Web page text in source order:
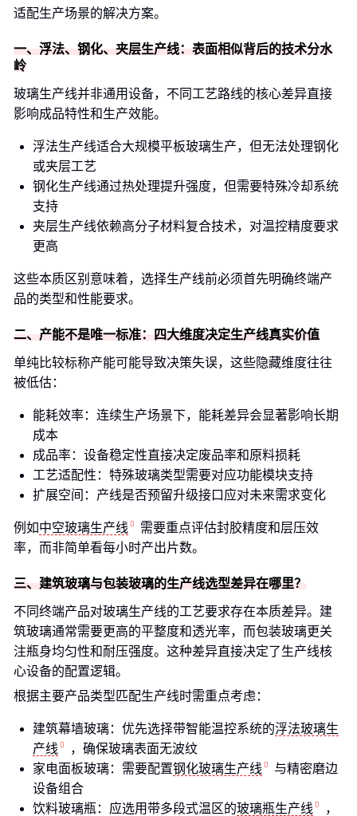
适配生产场景的解决方案。
一、浮法、钢化、夹层生产线：表面相似背后的技术分水
岭
玻璃生产线并非通用设备，不同工艺路线的核心差异直接
影响成品特性和生产效能。
浮法生产线适合大规模平板玻璃生产，但无法处理钢化
或夹层工艺
钢化生产线通过热处理提升强度，但需要特殊冷却系统
支持
夹层生产线依赖高分子材料复合技术，对温控精度要求
更高
这些本质区别意味着，选择生产线前必须首先明确终端产
品的类型和性能要求。
二、产能不是唯一标准：四大维度决定生产线真实价值
单纯比较标称产能可能导致决策失误，这些隐藏维度往往
被低估：
能耗效率：连续生产场景下，能耗差异会显著影响长期
成本
成品率：设备稳定性直接决定废品率和原料损耗
工艺适配性：特殊玻璃类型需要对应功能模块支持
扩展空间：产线是否预留升级接口应对未来需求变化
例如中空玻璃生产线
需要重点评估封胶精度和层压效
率，而非简单看每小时产出片数。
三、建筑玻璃与包装玻璃的生产线选型差异在哪里？
不同终端产品对玻璃生产线的工艺要求存在本质差异。建
筑玻璃通常需要更高的平整度和透光率，而包装玻璃更关
注瓶身均匀性和耐压强度。这种差异直接决定了生产线核
心设备的配置逻辑。
根据主要产品类型匹配生产线时需重点考虑：
建筑幕墙玻璃：优先选择带智能温控系统的浮法玻璃生
产线
，确保玻璃表面无波纹
家电面板玻璃：需要配置钢化玻璃生产线
与精密磨边
设备组合
饮料玻璃瓶：应选用带多段式温区的玻璃瓶生产线
，